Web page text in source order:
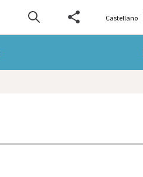
Castellano